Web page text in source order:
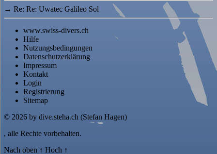
→ Re: Re: Uwatec Galileo Sol
www.swiss-divers.ch
Hilfe
Nutzungsbedingungen
Datenschutzerklärung
Impressum
Kontakt
Login
Registrierung
Sitemap
© 2026 by dive.steha.ch (Stefan Hagen)
, alle Rechte vorbehalten.
Nach oben ↑ Hoch ↑